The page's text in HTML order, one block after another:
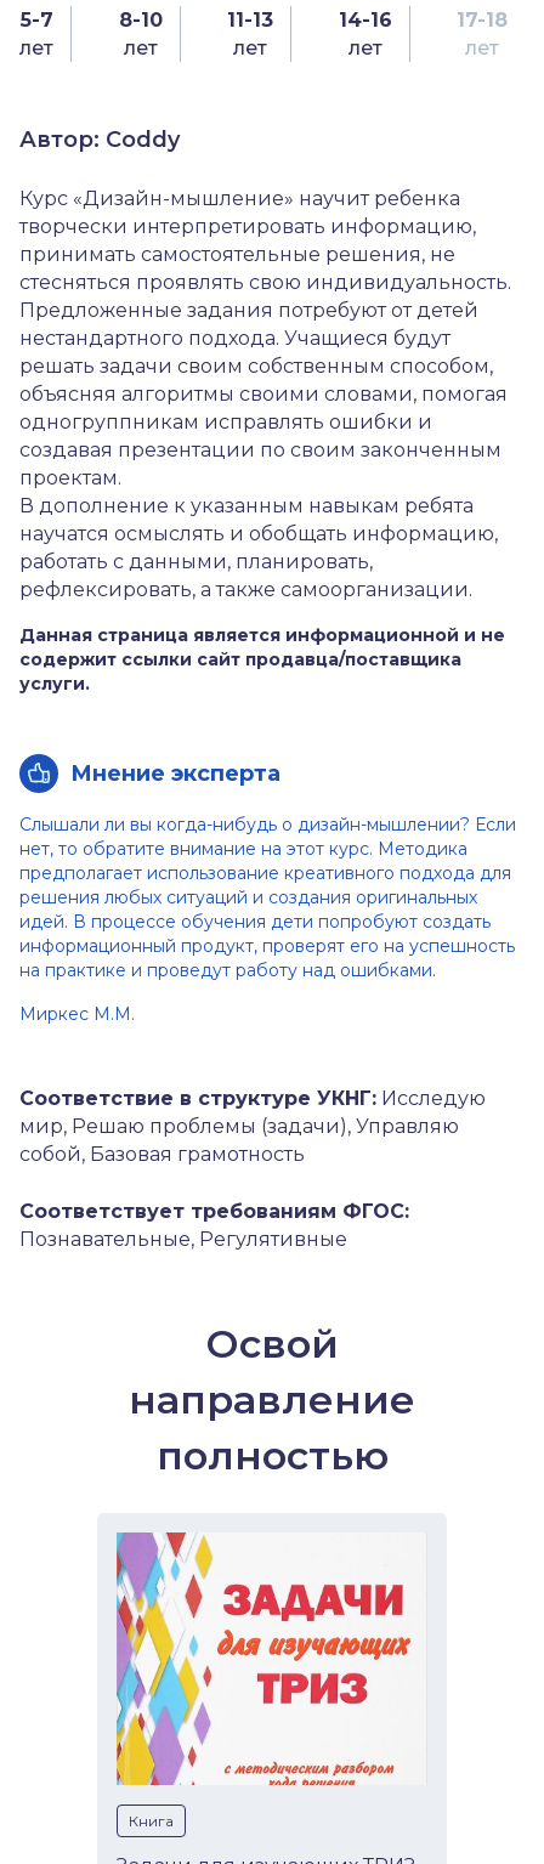
5-7
лет
8-10
лет
11-13
лет
14-16
лет
17-18
лет
Автор: Coddy
Курс «Дизайн-мышление» научит ребенка
творчески интерпретировать информацию,
принимать самостоятельные решения, не
стесняться проявлять свою индивидуальность.
Предложенные задания потребуют от детей
нестандартного подхода. Учащиеся будут
решать задачи своим собственным способом,
объясняя алгоритмы своими словами, помогая
одногруппникам исправлять ошибки и
создавая презентации по своим законченным
проектам.
В дополнение к указанным навыкам ребята
научатся осмыслять и обобщать информацию,
работать с данными, планировать,
рефлексировать, а также самоорганизации.
Данная страница является информационной и не
содержит ссылки сайт продавца/поставщика
услуги.
Мнение эксперта
Слышали ли вы когда-нибудь о дизайн-мышлении? Если
нет, то обратите внимание на этот курс. Методика
предполагает использование креативного подхода для
решения любых ситуаций и создания оригинальных
идей. В процессе обучения дети попробуют создать
информационный продукт, проверят его на успешность
на практике и проведут работу над ошибками.
Миркес М.М.
Соответствие в структуре УКНГ: Исследую
мир, Решаю проблемы (задачи), Управляю
собой, Базовая грамотность
Соответствует требованиям ФГОС:
Познавательные, Регулятивные
Освой
направление
полностью
Книга